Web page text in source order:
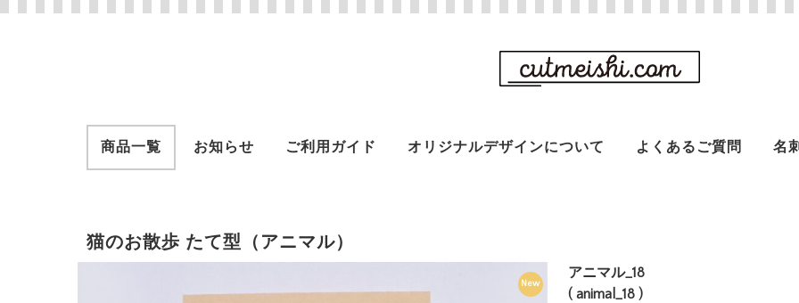
商品一覧 お知らせ ご利用ガイド オリジナルデザインについて よくあるご質問 名
猫のお散歩 たて型（アニマル）
New
アニマル_18
( animal_18 )